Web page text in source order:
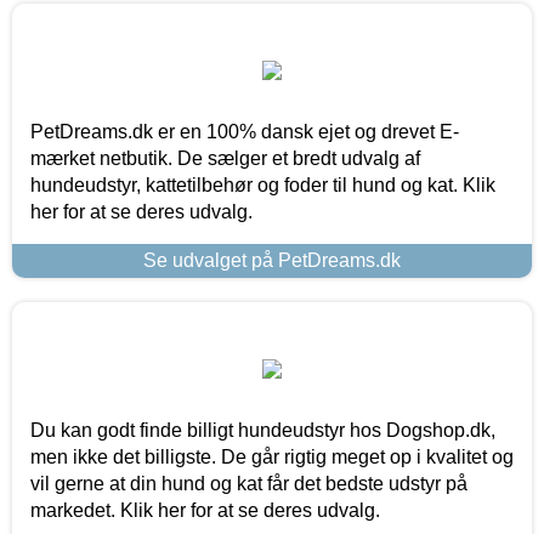
PetDreams.dk er en 100% dansk ejet og drevet E-
mærket netbutik. De sælger et bredt udvalg af
hundeudstyr, kattetilbehør og foder til hund og kat. Klik
her for at se deres udvalg.
Se udvalget på PetDreams.dk
Du kan godt finde billigt hundeudstyr hos Dogshop.dk,
men ikke det billigste. De går rigtig meget op i kvalitet og
vil gerne at din hund og kat får det bedste udstyr på
markedet. Klik her for at se deres udvalg.